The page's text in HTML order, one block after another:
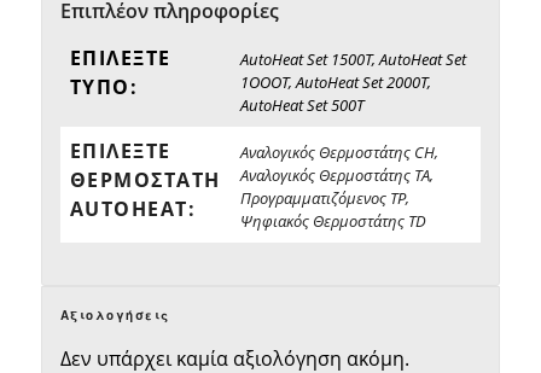
Επιπλέον πληροφορίες
ΕΠΙΛΈΞΤΕ
ΤΎΠΟ:
AutoHeat Set 1500Τ, AutoHeat Set
1ΟΟΟΤ, AutoHeat Set 2000Τ,
AutoHeat Set 500Τ
ΕΠΙΛΈΞΤΕ
ΘΕΡΜΟΣΤΆΤΗ
AUTOHEAT:
Αναλογικός Θερμοστάτης CH,
Αναλογικός Θερμοστάτης TA,
Προγραμματιζόμενος TP,
Ψηφιακός Θερμοστάτης TD
Αξιολογήσεις
Δεν υπάρχει καμία αξιολόγηση ακόμη.